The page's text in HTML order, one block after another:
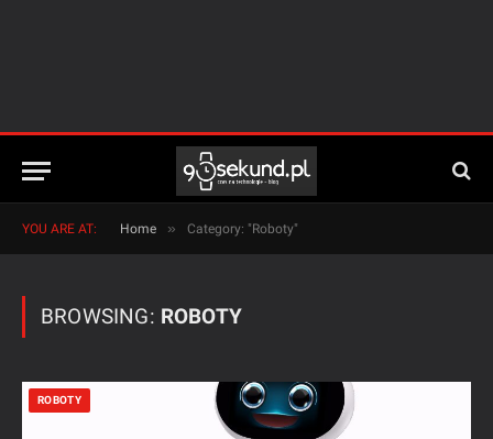
YOU ARE AT: Home » Category: "Roboty"
BROWSING: ROBOTY
ROBOTY